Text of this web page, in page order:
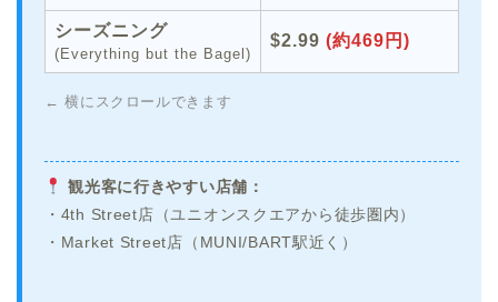
シーズニング
(Everything but the Bagel)
$2.99 (約469円)
← 横にスクロールできます
観光客に行きやすい店舗：
・4th Street店（ユニオンスクエアから徒歩圏内）
・Market Street店（MUNI/BART駅近く）